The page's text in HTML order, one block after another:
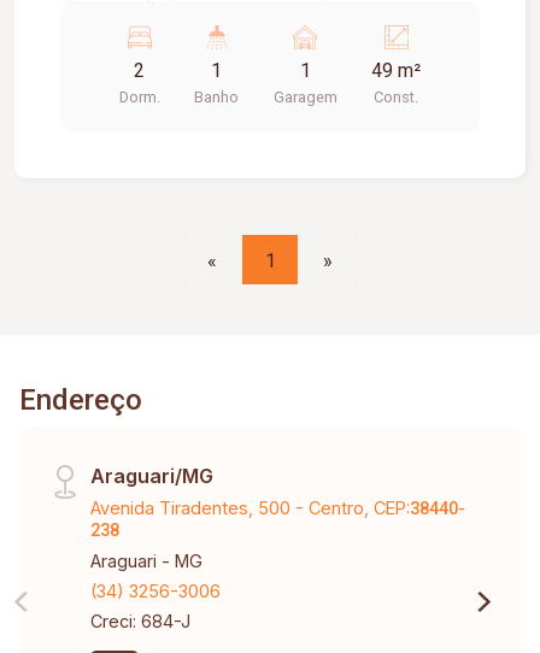
Garagem coberta acesso prático e seguro.
Condomínio com 12 apartamentos, 04 por andar,
R$ 233,00. Localização privilegiada sendo um
2
Dorm.
1
Banho
1
Garagem
49 m²
Const.
« 1 »
Endereço
Araguari/MG
Avenida Tiradentes, 500 - Centro, CEP:38440-
238
Araguari - MG
(34) 3256-3006
Creci: 684-J